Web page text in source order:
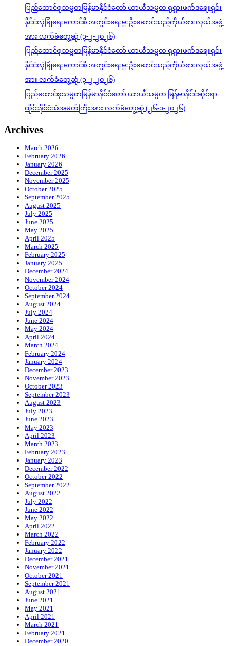
ပြည်ထောင်စုသမ္မတမြန်မာနိုင်ငံတော် ယာယီသမ္မတ ရုရှားဖက်ဒရေးရှင်း
နိုင်ငံလုံခြုံရေးကောင်စီ အတွင်းရေးမှူးဦးဆောင်သည့်ကိုယ်စားလှယ်အဖွဲ့
အား လက်ခံတွေ့ဆုံ (၃-၂-၂၀၂၆)
ပြည်ထောင်စုသမ္မတမြန်မာနိုင်ငံတော် ယာယီသမ္မတ ရုရှားဖက်ဒရေးရှင်း
နိုင်ငံလုံခြုံရေးကောင်စီ အတွင်းရေးမှူးဦးဆောင်သည့်ကိုယ်စားလှယ်အဖွဲ့
အား လက်ခံတွေ့ဆုံ (၃-၂-၂၀၂၆)
ပြည်ထောင်စုသမ္မတမြန်မာနိုင်ငံတော် ယာယီသမ္မတ မြန်မာနိုင်ငံဆိုင်ရာ
ထိုင်းနိုင်ငံသံအမတ်ကြီးအား လက်ခံတွေ့ဆုံ (၂၆-၁-၂၀၂၆)
Archives
March 2026
February 2026
January 2026
December 2025
November 2025
October 2025
September 2025
August 2025
July 2025
June 2025
May 2025
April 2025
March 2025
February 2025
January 2025
December 2024
November 2024
October 2024
September 2024
August 2024
July 2024
June 2024
May 2024
April 2024
March 2024
February 2024
January 2024
December 2023
November 2023
October 2023
September 2023
August 2023
July 2023
June 2023
May 2023
April 2023
March 2023
February 2023
January 2023
December 2022
October 2022
September 2022
August 2022
July 2022
June 2022
May 2022
April 2022
March 2022
February 2022
January 2022
December 2021
November 2021
October 2021
September 2021
August 2021
June 2021
May 2021
April 2021
March 2021
February 2021
December 2020